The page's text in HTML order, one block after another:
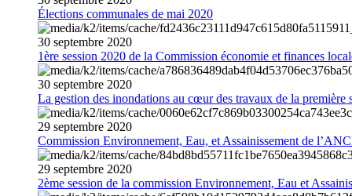
Élections communales de mai 2020
30 septembre 2020
1ère session 2020 de la Commission économie et finances
30 septembre 2020
La gestion des inondations au cœur des travaux de la première
29 septembre 2020
Commission Environnement, Eau, et Assainissement de
29 septembre 2020
2ème session de la commission Environnement, Eau et